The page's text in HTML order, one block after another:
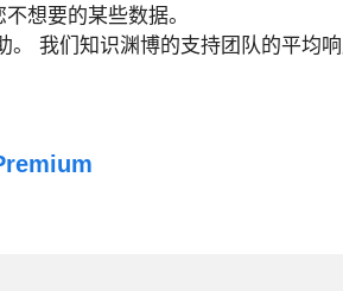
想要的某些数据。
。 我们知识渊博的支持团队的平均